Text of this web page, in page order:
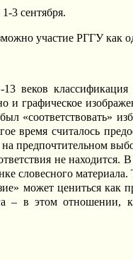
3 сентября.
участие РГГУ как
веков
и графическое
«соответствовать»
время считалось
предпочтительном
не находится.
словесного
может цениться
– в этом отношении,